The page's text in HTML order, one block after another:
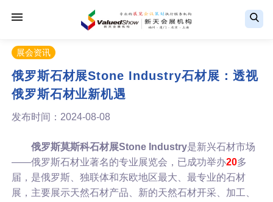
展会资讯
俄罗斯石材展Stone Industry石材展：透视
俄罗斯石材业新机遇
发布时间：2024-08-08
俄罗斯莫斯科石材展Stone Industry是新兴石材市场
——俄罗斯石材业著名的专业展览会，已成功举办20多
届，是俄罗斯、独联体和东欧地区最大、最专业的石材
展，主要展示天然石材产品、新的天然石材开采、加工、